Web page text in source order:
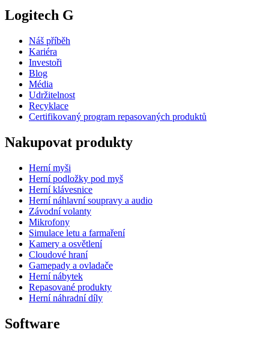
Logitech G
Náš příběh
Kariéra
Investoři
Blog
Média
Udržitelnost
Recyklace
Certifikovaný program repasovaných produktů
Nakupovat produkty
Herní myši
Herní podložky pod myš
Herní klávesnice
Herní náhlavní soupravy a audio
Závodní volanty
Mikrofony
Simulace letu a farmaření
Kamery a osvětlení
Cloudové hraní
Gamepady a ovladače
Herní nábytek
Repasované produkty
Herní náhradní díly
Software